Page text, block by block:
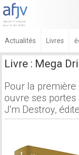
Actualités Livres
Livre : Mega
Pour la
ouvre ses
J'm Destroy,